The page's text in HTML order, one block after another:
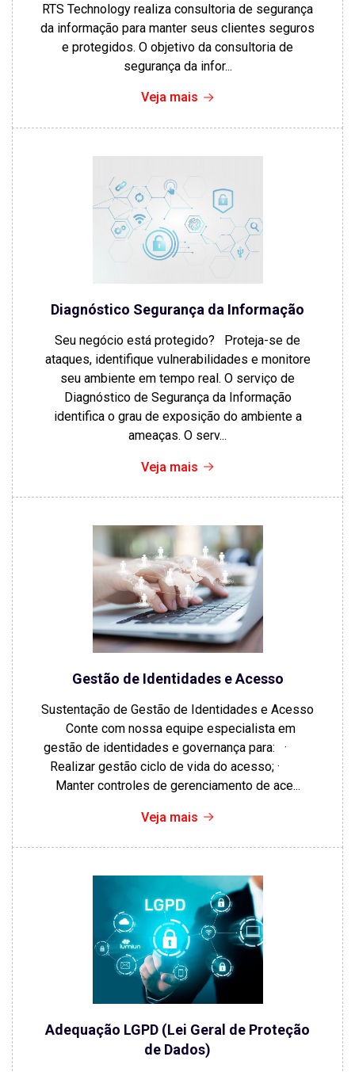
RTS Technology realiza consultoria de segurança
da informação para manter seus clientes seguros
e protegidos. O objetivo da consultoria de
segurança da infor...
Veja mais
Diagnóstico Segurança da Informação
Seu negócio está protegido? Proteja-se de
ataques, identifique vulnerabilidades e monitore
seu ambiente em tempo real. O serviço de
Diagnóstico de Segurança da Informação
identifica o grau de exposição do ambiente a
ameaças. O serv...
Veja mais
Gestão de Identidades e Acesso
Sustentação de Gestão de Identidades e Acesso
Conte com nossa equipe especialista em
gestão de identidades e governança para: ·
Realizar gestão ciclo de vida do acesso; ·
Manter controles de gerenciamento de ace...
Veja mais
Adequação LGPD (Lei Geral de Proteção
de Dados)